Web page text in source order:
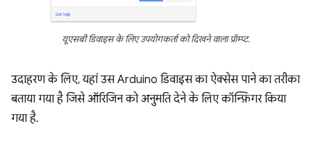
यूएसबी डिवाइस के लिए उपयोगकर्ता को दिखने वाला प्रॉम्प्ट.
उदाहरण के लिए, यहां उस Arduino डिवाइस का ऐक्सेस पाने का तरीका
बताया गया है जिसे ऑरिजिन को अनुमति देने के लिए कॉन्फ़िगर किया
गया है.